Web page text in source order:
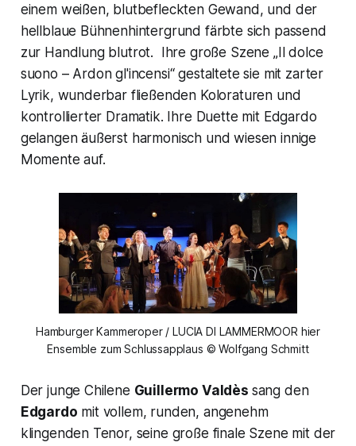
einem weißen, blutbefleckten Gewand, und der
hellblaue Bühnenhintergrund färbte sich passend
zur Handlung blutrot. Ihre große Szene „Il dolce
suono – Ardon gl'incensi“gestaltete sie mit zarter
Lyrik, wunderbar fließenden Koloraturen und
kontrollierter Dramatik. Ihre Duette mit Edgardo
gelangen äußerst harmonisch und wiesen innige
Momente auf.
Hamburger Kammeroper / LUCIA DI LAMMERMOOR hier
Ensemble zum Schlussapplaus © Wolfgang Schmitt
Der junge Chilene Guillermo Valdès sang den
Edgardo mit vollem, runden, angenehm
klingenden Tenor, seine große finale Szene mit der